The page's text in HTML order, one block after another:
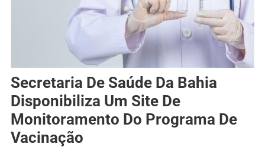
Secretaria De Saúde Da Bahia
Disponibiliza Um Site De
Monitoramento Do Programa De
Vacinação